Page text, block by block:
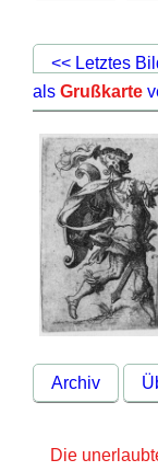
<< Letztes
alsGrußkarte
Archiv
Die